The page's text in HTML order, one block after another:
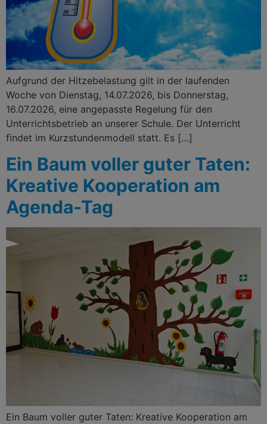
Aufgrund der Hitzebelastung gilt in der laufenden
Woche von Dienstag, 14.07.2026, bis Donnerstag,
16.07.2026, eine angepasste Regelung für den
Unterrichtsbetrieb an unserer Schule. Der Unterricht
findet im Kurzstundenmodell statt. Es […]
Ein Baum voller guter Taten:
Kreative Kooperation am
Agenda-Tag
Ein Baum voller guter Taten: Kreative Kooperation am